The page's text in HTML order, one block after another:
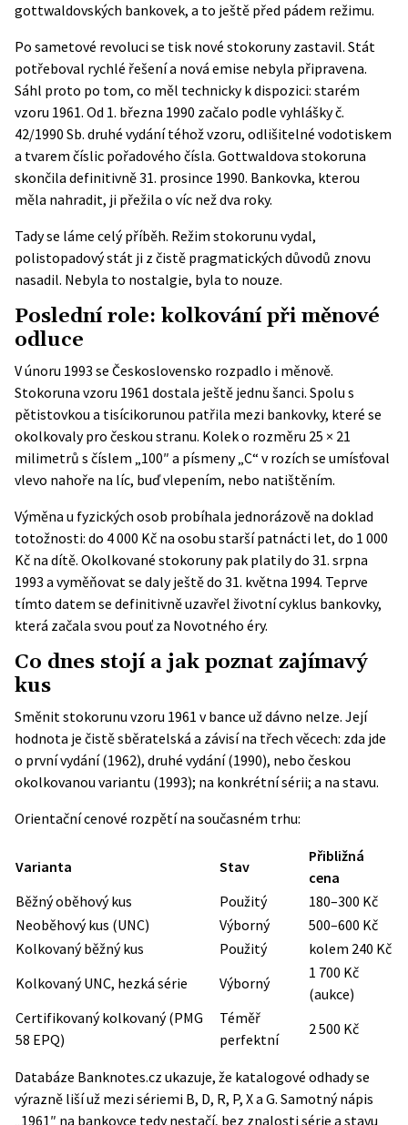
gottwaldovských bankovek, a to ještě před pádem režimu.
Po sametové revoluci se tisk nové stokoruny zastavil. Stát
potřeboval rychlé řešení a nová emise nebyla připravena.
Sáhl proto po tom, co měl technicky k dispozici: starém
vzoru 1961. Od 1. března 1990 začalo podle vyhlášky č.
42/1990 Sb. druhé vydání téhož vzoru, odlišitelné vodotiskem
a tvarem číslic pořadového čísla. Gottwaldova stokoruna
skončila definitivně 31. prosince 1990. Bankovka, kterou
měla nahradit, ji přežila o víc než dva roky.
Tady se láme celý příběh. Režim stokorunu vydal,
polistopadový stát ji z čistě pragmatických důvodů znovu
nasadil. Nebyla to nostalgie, byla to nouze.
Poslední role: kolkování při měnové
odluce
V únoru 1993 se Československo rozpadlo i měnově.
Stokoruna vzoru 1961 dostala ještě jednu šanci. Spolu s
pětistovkou a tisícikorunou patřila mezi bankovky, které se
okolkovaly pro českou stranu. Kolek o rozměru 25 × 21
milimetrů s číslem „100″ a písmeny „C“ v rozích se umísťoval
vlevo nahoře na líc, buď vlepením, nebo natištěním.
Výměna u fyzických osob probíhala jednorázově na doklad
totožnosti: do 4 000 Kč na osobu starší patnácti let, do 1 000
Kč na dítě. Okolkované stokoruny pak platily do 31. srpna
1993 a vyměňovat se daly ještě do 31. května 1994. Teprve
tímto datem se definitivně uzavřel životní cyklus bankovky,
která začala svou pouť za Novotného éry.
Co dnes stojí a jak poznat zajímavý
kus
Směnit stokorunu vzoru 1961 v bance už dávno nelze. Její
hodnota je čistě sběratelská a závisí na třech věcech: zda jde
o první vydání (1962), druhé vydání (1990), nebo českou
okolkovanou variantu (1993); na konkrétní sérii; a na stavu.
Orientační cenové rozpětí na současném trhu:
Varianta Stav
Přibližná
cena
Běžný oběhový kus
Použitý
180–300 Kč
Neoběhový kus (UNC)
Výborný
500–600 Kč
Kolkovaný běžný kus
Použitý
kolem 240 Kč
Kolkovaný UNC, hezká série
Výborný
1 700 Kč
(aukce)
Certifikovaný kolkovaný (PMG
58 EPQ)
Téměř
perfektní
2 500 Kč
Databáze Banknotes.cz ukazuje, že katalogové odhady se
výrazně liší už mezi sériemi B, D, R, P, X a G. Samotný nápis
„1961″ na bankovce tedy nestačí, bez znalosti série a stavu